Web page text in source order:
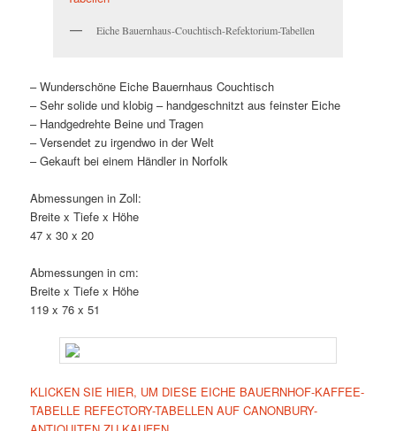
Eiche Bauernhaus-Couchtisch-Refektorium-Tabellen
– Wunderschöne Eiche Bauernhaus Couchtisch
– Sehr solide und klobig – handgeschnitzt aus feinster Eiche
– Handgedrehte Beine und Tragen
– Versendet zu irgendwo in der Welt
– Gekauft bei einem Händler in Norfolk
Abmessungen in Zoll:
Breite x Tiefe x Höhe
47 x 30 x 20
Abmessungen in cm:
Breite x Tiefe x Höhe
119 x 76 x 51
KLICKEN SIE HIER, UM DIESE EICHE BAUERNHOF-KAFFEE-
TABELLE REFECTORY-TABELLEN AUF CANONBURY-